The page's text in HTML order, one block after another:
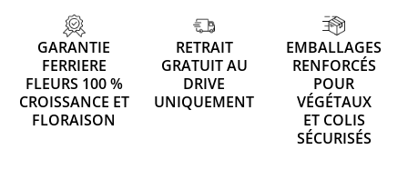
GARANTIE
FERRIERE
FLEURS 100 %
CROISSANCE ET
FLORAISON
RETRAIT
GRATUIT AU
DRIVE
UNIQUEMENT
EMBALLAGES
RENFORCÉS
POUR
VÉGÉTAUX
ET COLIS
SÉCURISÉS